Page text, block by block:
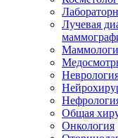
Лучевая
Общая
Онкология